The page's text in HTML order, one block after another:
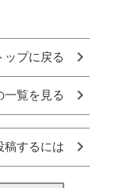
ップに戻る
一覧を見る
稿するには